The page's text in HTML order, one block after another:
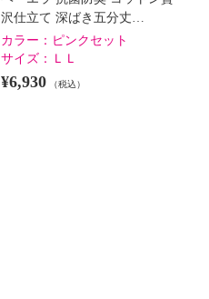
沢仕立て 深ばき五分丈…
カラー： ピンクセット
サイズ：
ＬＬ
¥6,930 （税込）